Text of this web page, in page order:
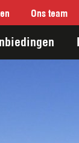
Ons team